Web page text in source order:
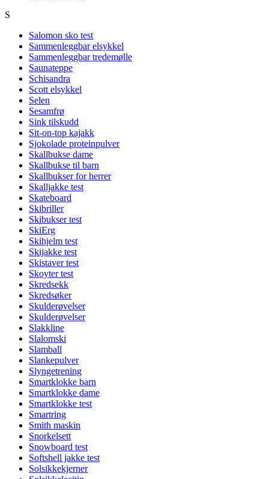
S
Salomon sko test
Sammenleggbar elsykkel
Sammenleggbar tredemølle
Saunateppe
Schisandra
Scott elsykkel
Selen
Sesamfrø
Sink tilskudd
Sit-on-top kajakk
Sjokolade proteinpulver
Skallbukse dame
Skallbukse til barn
Skallbukser for herrer
Skalljakke test
Skateboard
Skibriller
Skibukser test
SkiErg
Skihjelm test
Skijakke test
Skistaver test
Skoyter test
Skredsekk
Skredsøker
Skulderøvelser
Skulderøvelser
Slakkline
Slalomski
Slamball
Slankepulver
Slyngetrening
Smartklokke barn
Smartklokke dame
Smartklokke test
Smartring
Smith maskin
Snorkelsett
Snowboard test
Softshell jakke test
Solsikkekjerner